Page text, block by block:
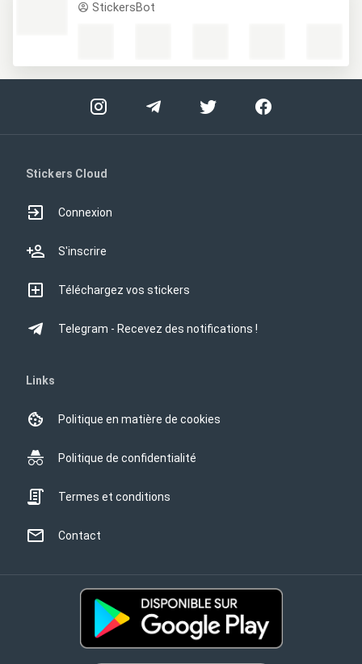
StickersBot
Stickers Cloud
Connexion
S'inscrire
Téléchargez vos stickers
Telegram - Recevez des notifications !
Links
Politique en matière de cookies
Politique de confidentialité
Termes et conditions
Contact